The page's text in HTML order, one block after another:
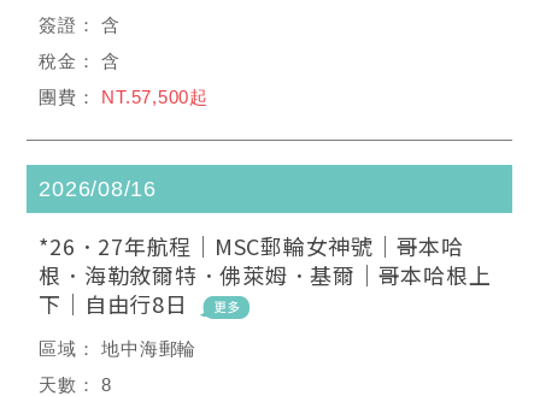
含
含
NT.57,500起
2026/08/16
*26．27年航程｜MSC郵輪女神號｜哥本哈
根．海勒敘爾特．佛萊姆．基爾｜哥本哈根上
下｜自由行8日
地中海郵輪
8